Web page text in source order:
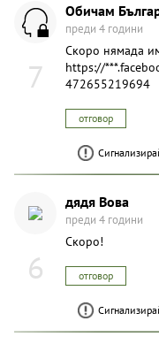
7
Oбичам
преди 4 години
Скоро нямада
https://
472655219694
отговор
6
дядя Вова
преди 4 години
Скоро!
отговор